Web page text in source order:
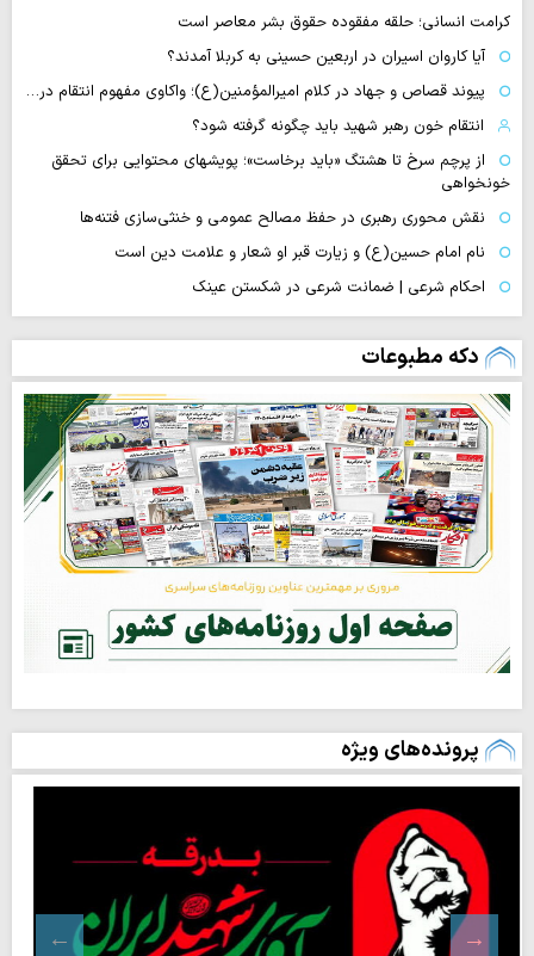
کرامت انسانی؛ حلقه مفقوده حقوق بشر معاصر است
آیا کاروان اسیران در اربعین حسینی به کربلا آمدند؟
پیوند قصاص و جهاد در کلام امیرالمؤمنین(ع)؛ واکاوی مفهوم انتقام در…
انتقام خون رهبر شهید باید چگونه گرفته شود؟
از پرچم سرخ تا هشتگ «باید برخاست»؛ پویشهای محتوایی برای تحقق
خونخواهی
نقش محوری رهبری در حفظ مصالح عمومی و خنثی‌سازی فتنه‌ها
نام امام حسین(ع) و زیارت قبر او شعار و علامت دین است
احکام شرعی | ضمانت شرعی در شکستن عینک
دکه مطبوعات
پرونده‌های ویژه